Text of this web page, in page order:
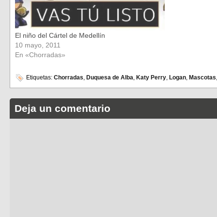
El niño del Cártel de Medellín
10 mayo, 2011
En «Chorradas»
Etiquetas: Chorradas, Duquesa de Alba, Katy Perry, Logan, Mascotas
Deja un comentario